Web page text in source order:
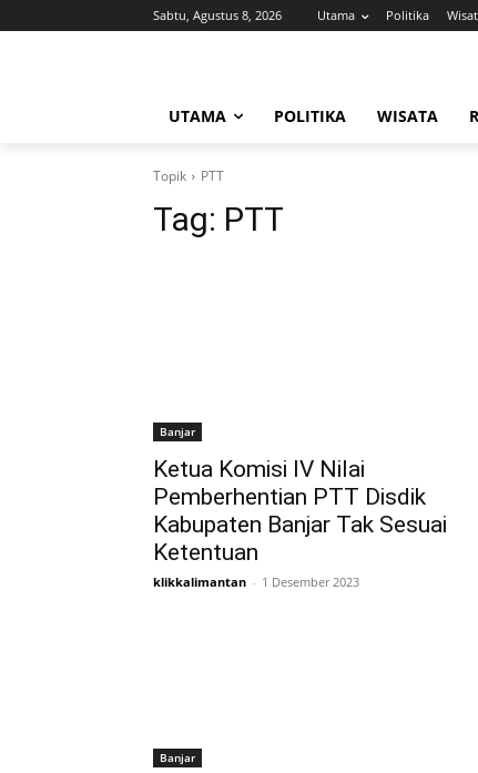
Sabtu, Agustus 8, 2026 Utama Politika
UTAMA POLITIKA WISATA
Topik PTT
Tag: PTT
Banjar
Ketua Komisi IV Nilai
Pemberhentian PTT Disdik
Kabupaten Banjar Tak Sesuai
Ketentuan
klikkalimantan - 1 Desember 2023
Banjar